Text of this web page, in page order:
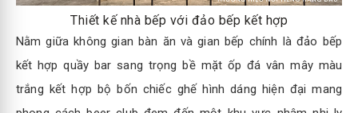
Thiết kế nhà bếp với đảo bếp kết hợp
Nằm giữa không gian bàn ăn và gian bếp chính là đảo bếp
kết hợp quầy bar sang trọng bề mặt ốp đá vân mây màu
trắng kết hợp bộ bốn chiếc ghế hình dáng hiện đại mang